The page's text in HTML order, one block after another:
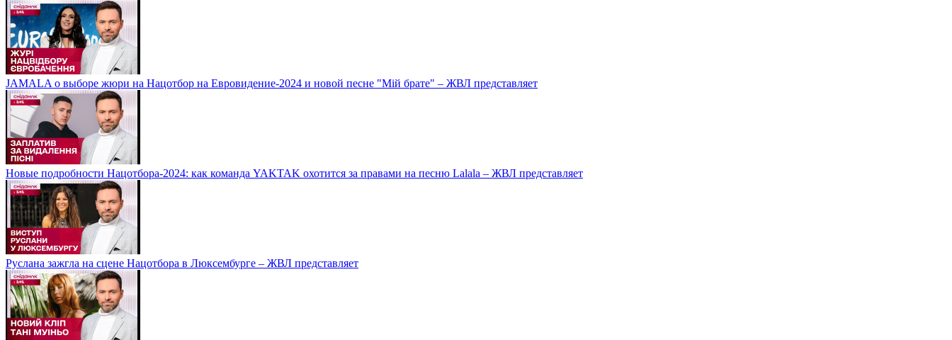
JAMALA о выборе жюри на Нацотбор на Евровидение-2024 и новой песне "Мій брате" – ЖВЛ представляет
Новые подробности Нацотбора-2024: как команда YAKTAK охотится за правами на песню Lalala – ЖВЛ представляет
Руслана зажгла на сцене Нацотбора в Люксембурге – ЖВЛ представляет